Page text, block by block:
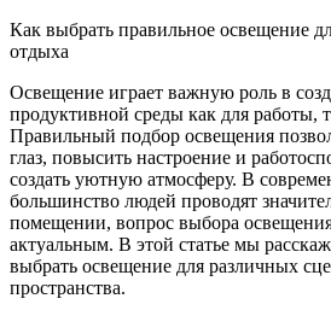
Как выбрать правильное освещение
отдыха
Освещение играет важную роль в
продуктивной среды как для работы,
Правильный подбор освещения
глаз, повысить настроение и
создать уютную атмосферу. В
большинство людей проводят
помещении, вопрос выбора освещения
актуальным. В этой статье мы
выбрать освещение для различных
пространства.